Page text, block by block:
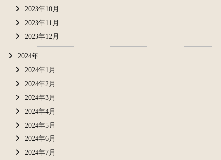
2023年10月
2023年11月
2023年12月
2024年
2024年1月
2024年2月
2024年3月
2024年4月
2024年5月
2024年6月
2024年7月